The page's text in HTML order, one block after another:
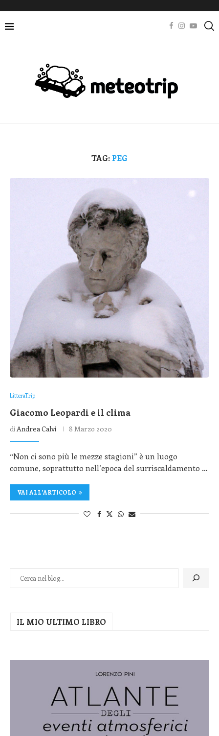
TAG: PEG
LitteraTrip
Giacomo Leopardi e il clima
diAndrea Calvi 8 Marzo 2020
“Non ci sono più le mezze stagioni” è un luogo
comune, soprattutto nell’epoca del surriscaldamento …
VAI ALL'ARTICOLO
IL MIO ULTIMO LIBRO